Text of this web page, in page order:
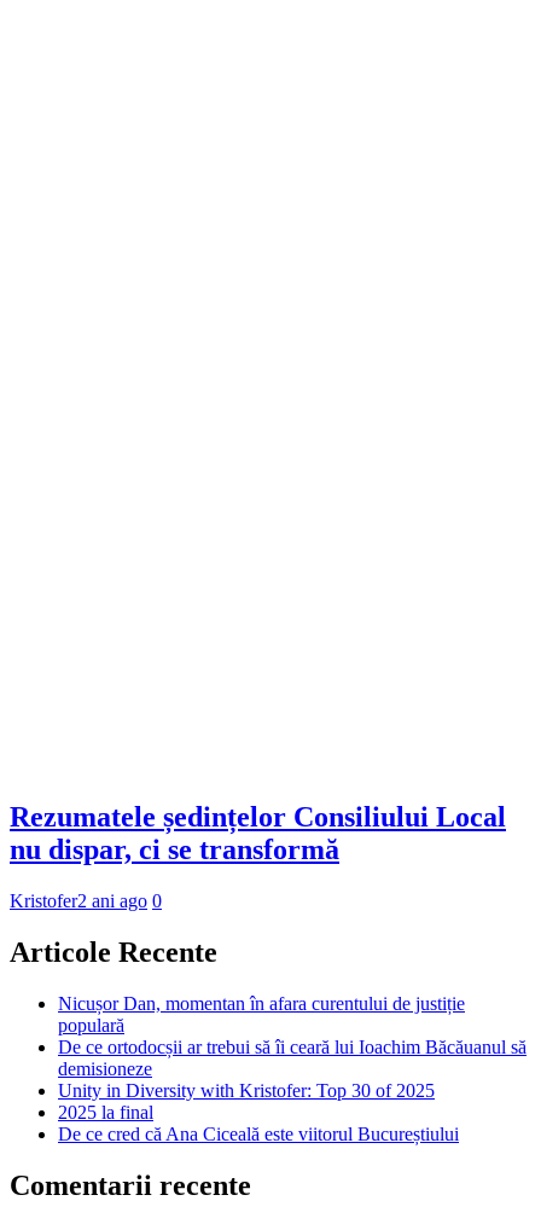
Rezumatele ședințelor Consiliului Local
nu dispar, ci se transformă
Kristofer2 ani ago 0
Articole Recente
Nicușor Dan, momentan în afara curentului de justiție
populară
De ce ortodocșii ar trebui să îi ceară lui Ioachim Băcăuanul să
demisioneze
Unity in Diversity with Kristofer: Top 30 of 2025
2025 la final
De ce cred că Ana Ciceală este viitorul Bucureștiului
Comentarii recente